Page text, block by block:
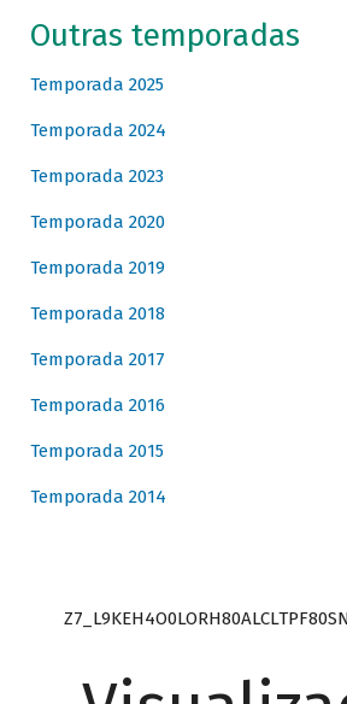
Outras temporadas
Temporada 2025
Temporada 2024
Temporada 2023
Temporada 2020
Temporada 2019
Temporada 2018
Temporada 2017
Temporada 2016
Temporada 2015
Temporada 2014